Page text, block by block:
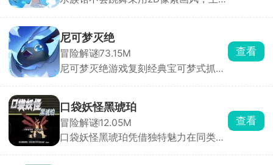
族馆，只为寻找失散的挚友露露。馆内
潜伏着名为Creepies的畸变怪物，你需
要一边躲避追杀，一边在场馆各个角落
搜集线索，逐步揭开水族馆背后隐藏的
尼可梦灭绝
冒险解谜73.15M
尼可梦灭绝游戏复刻经典宝可梦式抓宠
荒漠、雪原、丛林等多样地图，抓捕培
育各式精灵、迎战各地训练家，一路讨
伐肆虐的暴君精灵，用自己组建的强力
精灵小队拯救濒临毁灭的世界，扭转大
查看
口袋妖怪黑琥珀
冒险解谜12.05M
口袋妖怪黑琥珀凭借独特魅力在同类游
查看